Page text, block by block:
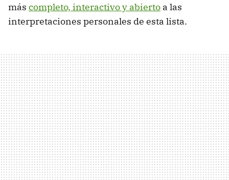
más completo, interactivo y abierto a las
interpretaciones personales de esta lista.